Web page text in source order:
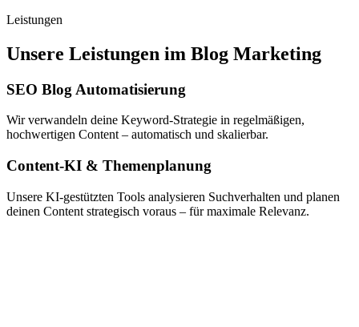
Leistungen
Unsere Leistungen im Blog Marketing
SEO Blog Automatisierung
Wir verwandeln deine Keyword-Strategie in regelmäßigen,
hochwertigen Content – automatisch und skalierbar.
Content-KI & Themenplanung
Unsere KI-gestützten Tools analysieren Suchverhalten und planen
deinen Content strategisch voraus – für maximale Relevanz.